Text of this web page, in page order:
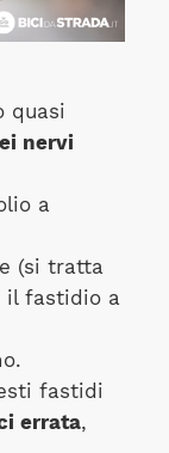
quasi
nervi
a
(si tratta
il fastidio a
fastidi
errata,